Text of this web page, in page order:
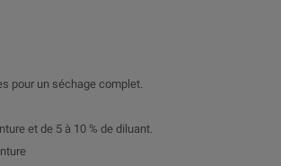
pour un séchage complet.
et de 5 à 10 % de diluant.